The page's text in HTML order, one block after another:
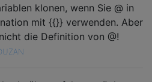
klonen, wenn Sie @ in
mit {{}} verwenden. Aber
die Definition von @!